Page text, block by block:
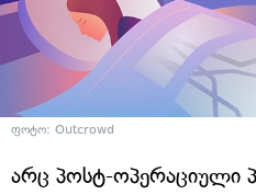
ფოტო: Outcrowd
არც პოსტ-ოპერაციული